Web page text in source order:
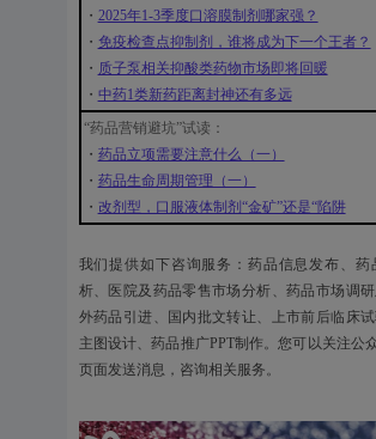
・ 2025年1-3季度口溶膜制剂哪家强？
・ 免疫检查点抑制剂，谁将成为下一个王者？
・ 质子泵相关抑酸类药物市场即将回暖
・ 中药1类新药距离封神还有多远
“药品营销避坑”试读：
・ 药品立项需要注意什么（一）
・ 药品生命周期管理（一）
・ 改剂型，口服液体制剂“金矿”还是“陷阱
我们提供如下咨询服务：药品信息发布、药
析、医院及药品零售市场分析、药品市场调
外药品引进、国内批文转让、上市前后临床
主图设计、药品推广PPT制作。您可以关注公
页面发送消息，咨询相关服务。